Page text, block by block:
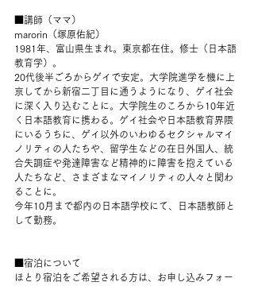
■講師（ママ）
marorin（塚原佑紀）
1981年、富山県生まれ。東京都在住。修士（日本語
教育学）。
20代後半ごろからゲイで安定。大学院進学を機に上
京してから新宿二丁目に通うようになり、ゲイ社会
に深く入り込むことに。大学院生のころから10年近
く日本語教育に携わる。ゲイ社会や日本語教育界隈
にいるうちに、ゲイ以外のいわゆるセクシャルマイ
ノリティの人たちや、留学生などの在日外国人、統
合失調症や発達障害など精神的に障害を抱えている
人たちなど、さまざまなマイノリティの人々と関わ
ることに。
今年10月まで都内の日本語学校にて、日本語教師と
して勤務。
■宿泊について
ほとり宿泊をご希望される方は、お申し込みフォー